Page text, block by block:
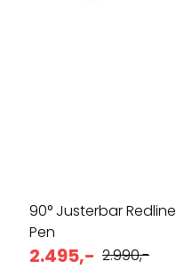
90° Justerbar Redline
Pen
2.495,- 2.990,-